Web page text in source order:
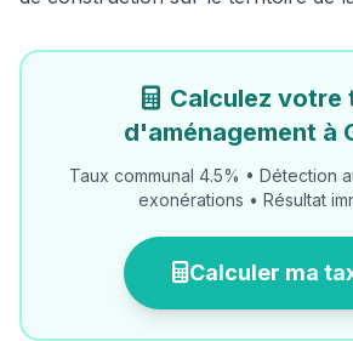
Calculez votre
d'aménagement à
Taux communal 4.5% • Détection
exonérations • Résultat
Calculer ma